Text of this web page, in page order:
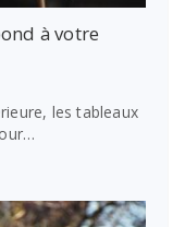
à votre
les tableaux